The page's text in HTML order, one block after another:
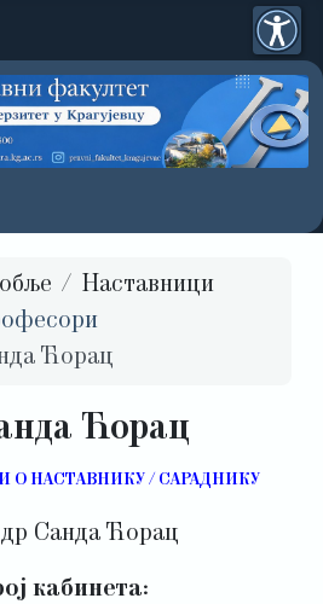
Наставници
Ћорац
Ћорац
О НАСТАВНИКУ / САРАДНИКУ
Санда Ћорац
кабинета: